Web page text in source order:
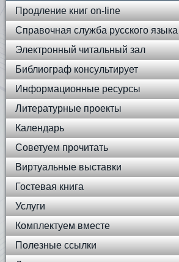
Продление книг on-line
Справочная служба русского языка
Электронный читальный зал
Библиограф консультирует
Информационные ресурсы
Литературные проекты
Календарь
Советуем прочитать
Виртуальные выставки
Гостевая книга
Услуги
Комплектуем вместе
Полезные ссылки